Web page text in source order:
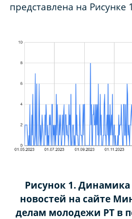
представлена на Рисунке
Рисунок 1.
новостей на сайте
делам молодежи РТ в